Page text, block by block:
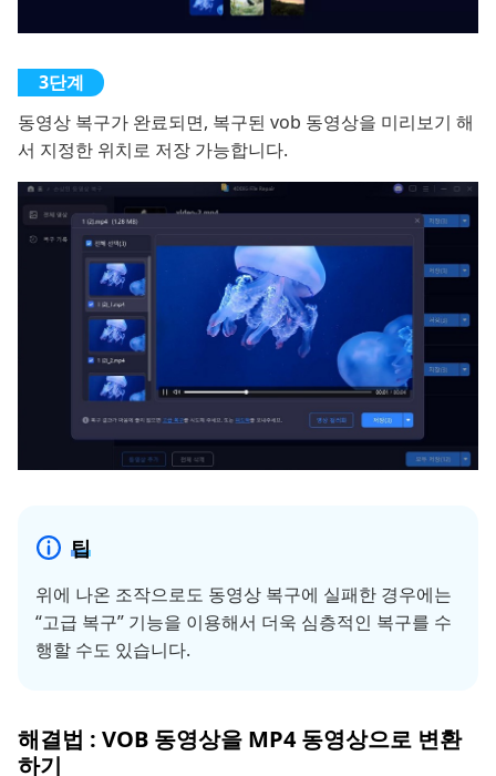
동영상 복구가 완료되면, 복구된 vob 동영상을 미리보기 해
서 지정한 위치로 저장 가능합니다.
팁
위에 나온 조작으로도 동영상 복구에 실패한 경우에는
“고급 복구” 기능을 이용해서 더욱 심층적인 복구를 수
행할 수도 있습니다.
해결법 : VOB 동영상을 MP4 동영상으로 변환
하기